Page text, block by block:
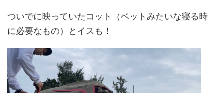
ついでに映っていたコット（ベットみたいな寝る時
に必要なもの）とイスも！